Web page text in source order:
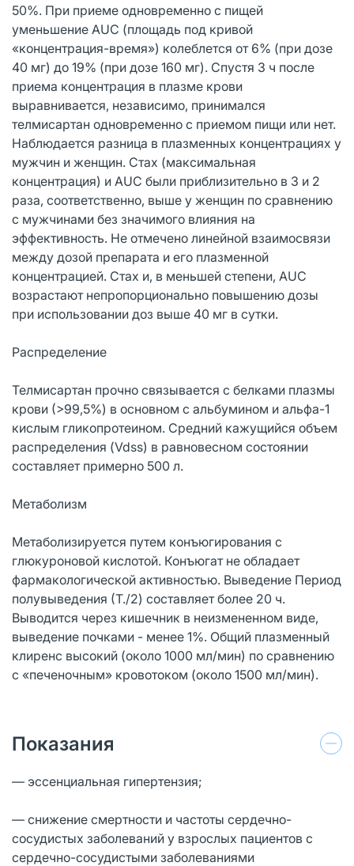
50%. При приеме одновременно с пищей
уменьшение AUC (площадь под кривой
«концентрация-время») колеблется от 6% (при дозе
40 мг) до 19% (при дозе 160 мг). Спустя 3 ч после
приема концентрация в плазме крови
выравнивается, независимо, принимался
телмисартан одновременно с приемом пищи или нет.
Наблюдается разница в плазменных концентрациях у
мужчин и женщин. Стах (максимальная
концентрация) и AUC были приблизительно в 3 и 2
раза, соответственно, выше у женщин по сравнению
с мужчинами без значимого влияния на
эффективность. Не отмечено линейной взаимосвязи
между дозой препарата и его плазменной
концентрацией. Стах и, в меньшей степени, AUC
возрастают непропорционально повышению дозы
при использовании доз выше 40 мг в сутки.
Распределение
Телмисартан прочно связывается с белками плазмы
крови (>99,5%) в основном с альбумином и альфа-1
кислым гликопротеином. Средний кажущийся объем
распределения (Vdss) в равновесном состоянии
составляет примерно 500 л.
Метаболизм
Метаболизируется путем конъюгирования с
глюкуроновой кислотой. Конъюгат не обладает
фармакологической активностью. Выведение Период
полувыведения (Т./2) составляет более 20 ч.
Выводится через кишечник в неизмененном виде,
выведение почками - менее 1%. Общий плазменный
клиренс высокий (около 1000 мл/мин) по сравнению
с «печеночным» кровотоком (около 1500 мл/мин).
Показания
— эссенциальная гипертензия;
— снижение смертности и частоты сердечно-
сосудистых заболеваний у взрослых пациентов с
сердечно-сосудистыми заболеваниями